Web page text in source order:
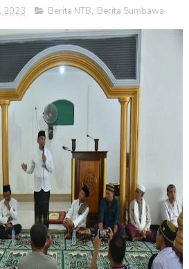
2023 Berita NTB, Berita Sumbawa